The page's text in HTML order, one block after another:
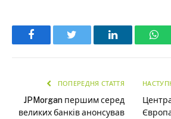
Facebook LinkedIn
ПОПЕРЕДНЯ СТАТТЯ
JPMorgan першим серед
великих банків анонсував